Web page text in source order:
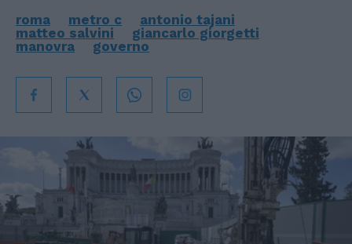
roma metro c
antonio tajani
matteo salvini
giancarlo giorgetti
manovra
governo